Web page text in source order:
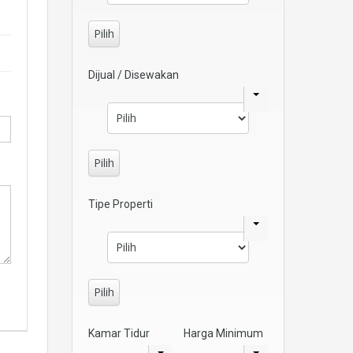
Pilih
Dijual / Disewakan
Pilih
Tipe Properti
Pilih
Kamar Tidur Harga Minimum